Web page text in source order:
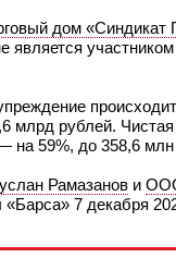
дом «Синдикат
является
млрд рублей.
на 59%, до 358,6
Рамазанов и
7 декабря